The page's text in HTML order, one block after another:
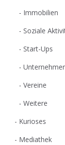
Immobilien
Soziale
Start-Ups
Vereine
Weitere
Kurioses
Mediathek